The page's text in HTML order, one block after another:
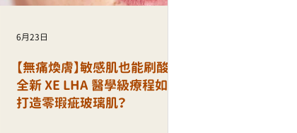
【無痛煥膚】敏感肌也能刷酸！
全新 XE LHA 醫學級療程如何
打造零瑕疵玻璃肌？
6月23日